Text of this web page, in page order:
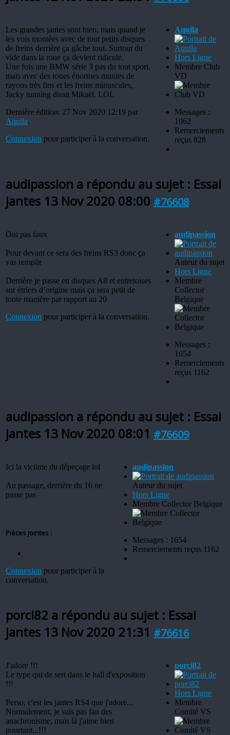
Les grandes jantes sont bien, mais quand je
les vois montées avec de tout petits disques
de freins derrière ça gâche tout. Surtout du
vide dans la roue ça devient ridicule.
Une fois une BMW série 3 pas du tout sport,
mais avec des roues énormes munies de
rayons très fins et les freins minuscules,
Jacky tunning dirait Mikaël. LOL
Dernière édition: 27 Nov 2020 12:19 par
Aquila.
Connexion pour participer à la conversation.
Aquila
Hors Ligne
Membre Club
VD
Messages :
1062
Remerciements
reçus 828
audipassion a répondu au sujet : Essai
jantes 13 Nov 2020 08:00 #76608
Oui pas faux
Pour devant ce sera des freins RS3 donc ça
vas remplir
Derrière je passe en disques A8 et entretoises
sur étriers d’origine mais ça sera petit de
toute manière par rapport au 20
Connexion pour participer à la conversation.
audipassion
Auteur du sujet
Hors Ligne
Membre
Collector
Belgique
Messages :
1654
Remerciements
reçus 1162
audipassion a répondu au sujet : Essai
jantes 13 Nov 2020 08:01 #76609
Ici la victime du dépeçage lol
Au passage, derrière du 16 ne
passe pas
Pièces jointes :
Connexion pour participer à la
conversation.
audipassion
Auteur du sujet
Hors Ligne
Membre Collector Belgique
Messages : 1654
Remerciements reçus 1162
porci82 a répondu au sujet : Essai
jantes 13 Nov 2020 21:31 #76616
J'adore !!!
Le type qui de sert dans le hall d'exposition
!!!
Perso, c'est les jantes RS4 que j'adore...
Normalement, je suis pas fan des
anachronisme, mais là j'aime bien
pourtant...!!!
porci82
Hors Ligne
Membre
Comité VS